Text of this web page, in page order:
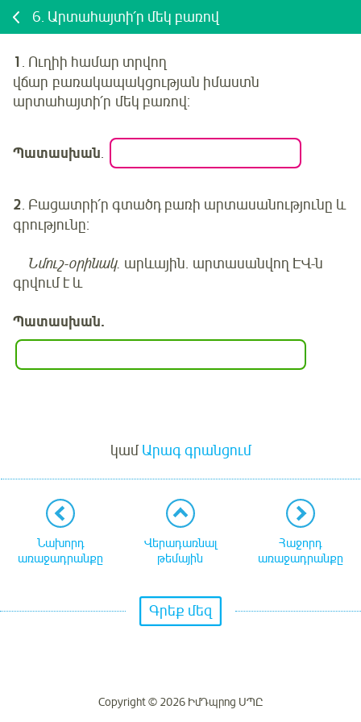
6. Արտահայտի՛ր մեկ բառով
1. Ուղիի համար տրվող
վճար բառակապակցության իմաստն
արտահայտի՛ր մեկ բառով:
Պատասխան.
2. Բացատրի՛ր գտածդ բառի արտասանությունը և
գրությունը:
Նմուշ-օրինակ. արևային. արտասանվող ԷՎ-ն
գրվում է և
Պատասխան.
կամԱրագ գրանցում
Նախորդ
առաջադրանքը
Վերադառնալ
թեմային
Հաջորդ
առաջադրանքը
Գրեք մեզ
Copyright © 2026 ԻմԴպրոց ՍՊԸ